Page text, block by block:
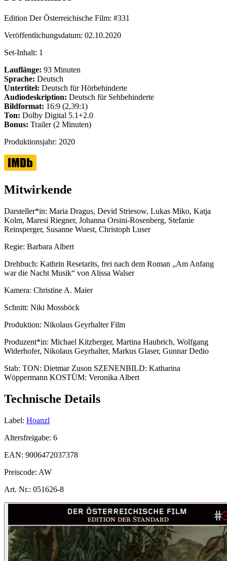
Edition Der Österreichische Film: #331
Veröffentlichungsdatum: 02.10.2020
Set-Inhalt: 1
Lauflänge: 93 Minuten
Sprache: Deutsch
Untertitel: Deutsch für Hörbehinderte
Audiodeskription: Deutsch für Sehbehinderte
Bildformat: 16:9 (2,39:1)
Ton: Dolby Digital 5.1+2.0
Bonus: Trailer (2 Minuten)
Produktionsjahr: 2020
Mitwirkende
Darsteller*in: Maria Dragus, Devid Striesow, Lukas Miko, Katja
Kolm, Maresi Riegner, Johanna Orsini-Rosenberg, Stefanie
Reinsperger, Susanne Wuest, Christoph Luser
Regie: Barbara Albert
Drehbuch: Kathrin Resetarits, frei nach dem Roman „Am Anfang
war die Nacht Musik“ von Alissa Walser
Kamera: Christine A. Maier
Schnitt: Niki Mossböck
Produktion: Nikolaus Geyrhalter Film
Produzent*in: Michael Kitzberger, Martina Haubrich, Wolfgang
Widerhofer, Nikolaus Geyrhalter, Markus Glaser, Gunnar Dedio
Stab: TON: Dietmar Zuson SZENENBILD: Katharina
Wöppermann KOSTÜM: Veronika Albert
Technische Details
Label: Hoanzl
Altersfreigabe: 6
EAN: 9006472037378
Preiscode: AW
Art. Nr.: 051626-8